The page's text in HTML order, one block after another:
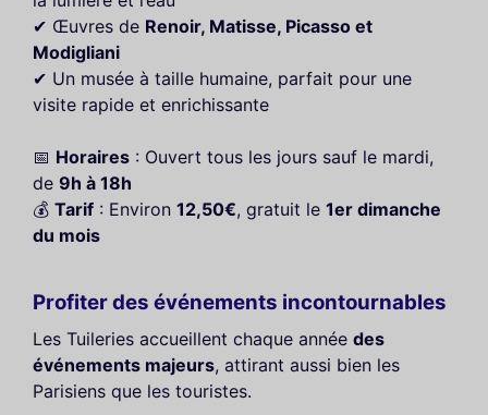
✔ Œuvres de Renoir, Matisse, Picasso et
Modigliani
✔ Un musée à taille humaine, parfait pour une
visite rapide et enrichissante
📅 Horaires : Ouvert tous les jours sauf le mardi,
de 9h à 18h
💰 Tarif : Environ 12,50€, gratuit le 1er dimanche
du mois
Profiter des événements incontournables
Les Tuileries accueillent chaque année des
événements majeurs, attirant aussi bien les
Parisiens que les touristes.